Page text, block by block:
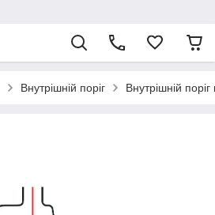
Внутрішній поріг Внутрішній